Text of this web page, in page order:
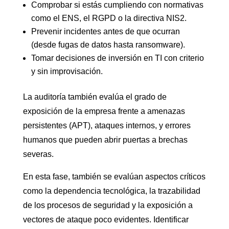
Comprobar si estás cumpliendo con normativas
como el ENS, el RGPD o la directiva NIS2.
Prevenir incidentes antes de que ocurran
(desde fugas de datos hasta ransomware).
Tomar decisiones de inversión en TI con criterio
y sin improvisación.
La auditoría también evalúa el grado de
exposición de la empresa frente a amenazas
persistentes (APT), ataques internos, y errores
humanos que pueden abrir puertas a brechas
severas.
En esta fase, también se evalúan aspectos críticos
como la dependencia tecnológica, la trazabilidad
de los procesos de seguridad y la exposición a
vectores de ataque poco evidentes. Identificar